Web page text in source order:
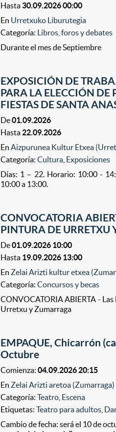
Hasta 30.09.2026 00:00
En Urretxuko Liburutegia
Categoría: Libros, foros y debates
Durante el mes de Septiembre
EXPOSICIÓN DE
PARA LA ELECCIÓN DE
FIESTAS DE SANTA
De01.09.2026
Hasta 22.09.2026
En Aizpurunea Kultur Etxea
Categoría: Cultura Exposiciones
Días: 1 – 22. Horario: 10:00 -
10:00 a 13:00.
CONVOCATORIA
PINTURA DE URRETXU
De01.09.2026 10:00
Hasta 19.09.2026 13:00
En Zelai Arizti kultur etxea
Categoría: Concursos y becas
CONVOCATORIA ABIERTA -
Urretxu y Zumarraga
EMPAQUE, Chicarrón
Octubre
Comienza: 04.09.2026 20:15
En Zelai Arizti aretoa (Zumarraga)
Categoría: Teatro Escena
Etiquetas: Teatro para adultos
Cambio de fecha: será el 10 de